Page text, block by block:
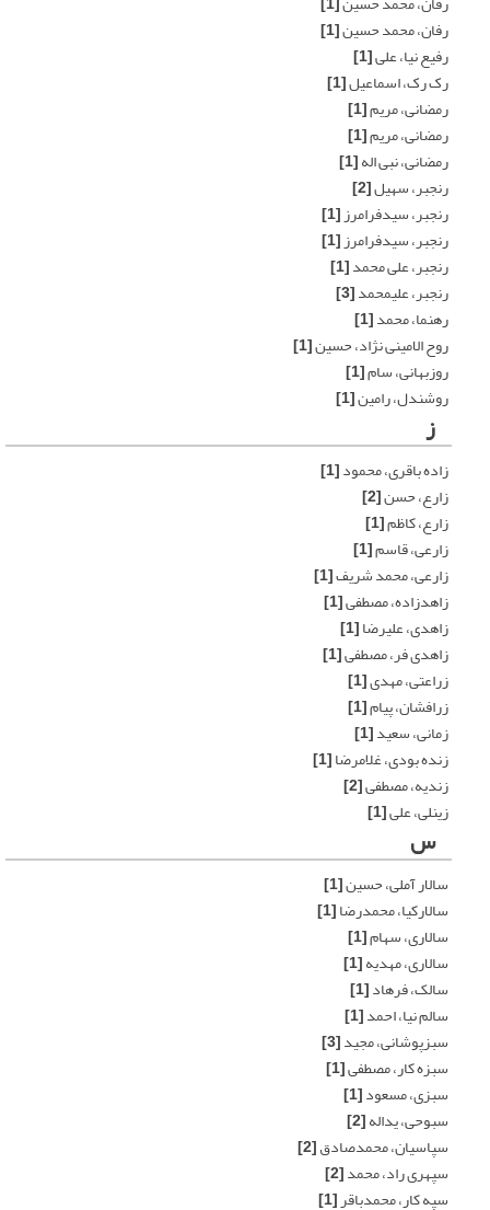
رفان، محمد حسین[1]
رفیع نیا، علی[1]
رک رک، اسماعیل[1]
رمضانی، مریم[1]
رمضانی، مریم[1]
رمضانی، نبی اله[1]
رنجبر، سهیل[2]
رنجبر، سیدفرامرز[1]
رنجبر، سیدفرامرز[1]
رنجبر، علی محمد[1]
رنجبر، علیمحمد[3]
رهنما، محمد[1]
روح الامینی نژاد، حسین[1]
روزبهانی، سام[1]
روشندل، رامین[1]
ز
زاده باقری، محمود[1]
زارع، حسن[2]
زارع، کاظم[1]
زارعی، قاسم[1]
زارعی، محمد شریف[1]
زاهدزاده، مصطفی[1]
زاهدی، علیرضا[1]
زاهدی فر، مصطفی[1]
زراعتی، مهدی[1]
زرافشان، پیام[1]
زمانی، سعید[1]
زنده بودی، غلامرضا[1]
زندیه، مصطفی[2]
زینلی، علی[1]
س
سالار آملی، حسین[1]
سالارکیا، محمدرضا[1]
سالاری، سهام[1]
سالاری، مهدیه[1]
سالک، فرهاد[1]
سالم نیا، احمد[1]
سبزپوشانی، مجید[3]
سبزه کار، مصطفی[1]
سبزی، مسعود[1]
سبوحی، یداله[2]
سپاسیان، محمدصادق[2]
سپهری راد، محمد[2]
سپه کار، محمدباقر[1]